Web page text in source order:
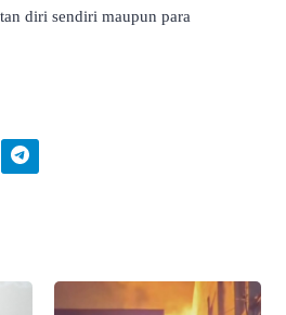
diri sendiri maupun para